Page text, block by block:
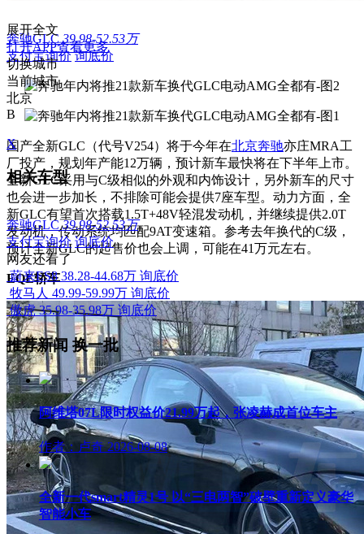
奔驰GLC 39.98-52.53万
支付宝询价 询底价
国产全新GLC（代号V254）将于今年在北京奔驰亦庄MRA工
厂投产，规划年产能12万辆，预计新车最快将在下半年上市。
全新GLC采用与C级相似的外观和内饰设计，另外新车的尺寸
也会进一步加长，不排除可能会提供7座车型。动力方面，全
新GLC有望首次搭载1.5T+48V轻混发动机，并继续提供2.0T
发动机，传动系统均匹配9AT变速箱。参考去年换代的C级，
预计全新GLC的起售价也会上调，可能在41万元左右。
EQE轿车
展开全文
打开APP查看更多
切换城市
当前城市
北京
B
X
相关车型
奔驰GLC 39.98-52.53万
支付宝询价 询底价
网友还看了
蔚来ES8 38.28-44.68万 询底价
牧马人 49.99-59.99万 询底价
傲虎 35.98-35.98万 询底价
推荐新闻 换一批
阿维塔07L限时权益价21.99万起，张凌赫成首位车主
作者：卢奇 2026-08-08
全新一代smart精灵1号 以“三电两智”破壁重新定义豪华
智能小车